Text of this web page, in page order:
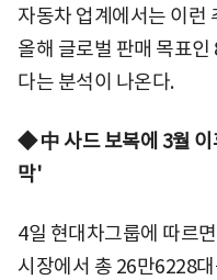
자동차 업계에서는 이런
올해 글로벌 판매 목표
다는 분석이 나온다.
◆ 中 사드 보복에 3월
막'
4일 현대차그룹에 따르
시장에서 총 26만6228